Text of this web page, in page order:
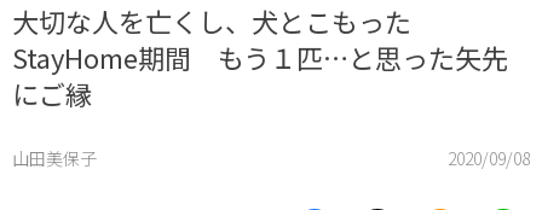
大切な人を亡くし、犬とこもった
StayHome期間 もう１匹…と思った矢先
にご縁
山田美保子 2020/09/08